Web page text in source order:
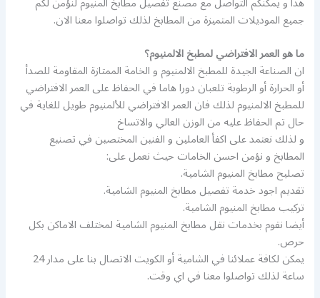
جميع الموديلات المتميزة من المطابخ لذلك تواصلوا معنا الان.
ما هو العمر الافتراضي لمطبخ الالمنيوم؟
ان الصناعة الجيدة للمطبخ الالمنيوم و الخامة الممتازة المقاومة للصدأ
أو الحرارة أو الرطوبة تلعبان دورا هاما في الحفاظ على العمر الافتراضي
للمطبخ الالمنيوم لذلك فان العمر الافتراضي للألمنيوم طويل للغاية في
حال تم الحفاظ عليه من الوزن العالي والاتساخ
و لذلك نعتمد على اكفأ العاملين و الفنين المختصين في تصنيع
المطابخ و نؤمن احسن الخامات حيث نعمل على:
تصليح مطابخ المنيوم الشامية.
تقديم اجود خدمة تفصيل مطابخ المنيوم الشامية.
تركيب مطابخ المنيوم الشامية.
أيضا نقوم بخدمات نقل مطابخ المنيوم الشامية لمختلف الاماكن بكل
حرص.
يمكن لكافة عملائنا في الشامية أو الكويت الاتصال بنا على مدار 24
ساعة لذلك تواصلوا معنا في اي وقت.